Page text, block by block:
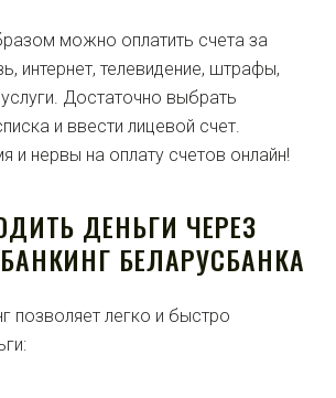
можно оплатить счета за
интернет, телевидение, штрафы,
Достаточно выбрать
и ввести лицевой счет.
и нервы на оплату счетов онлайн!
ДЕНЬГИ ЧЕРЕЗ
БЕЛАРУСБАНКА
позволяет легко и быстро